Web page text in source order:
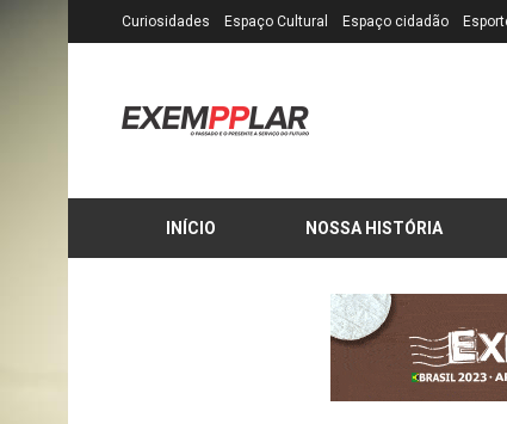
Curiosidades Espaço Cultural Espaço cidadão
INÍCIO NOSSA HISTÓRIA